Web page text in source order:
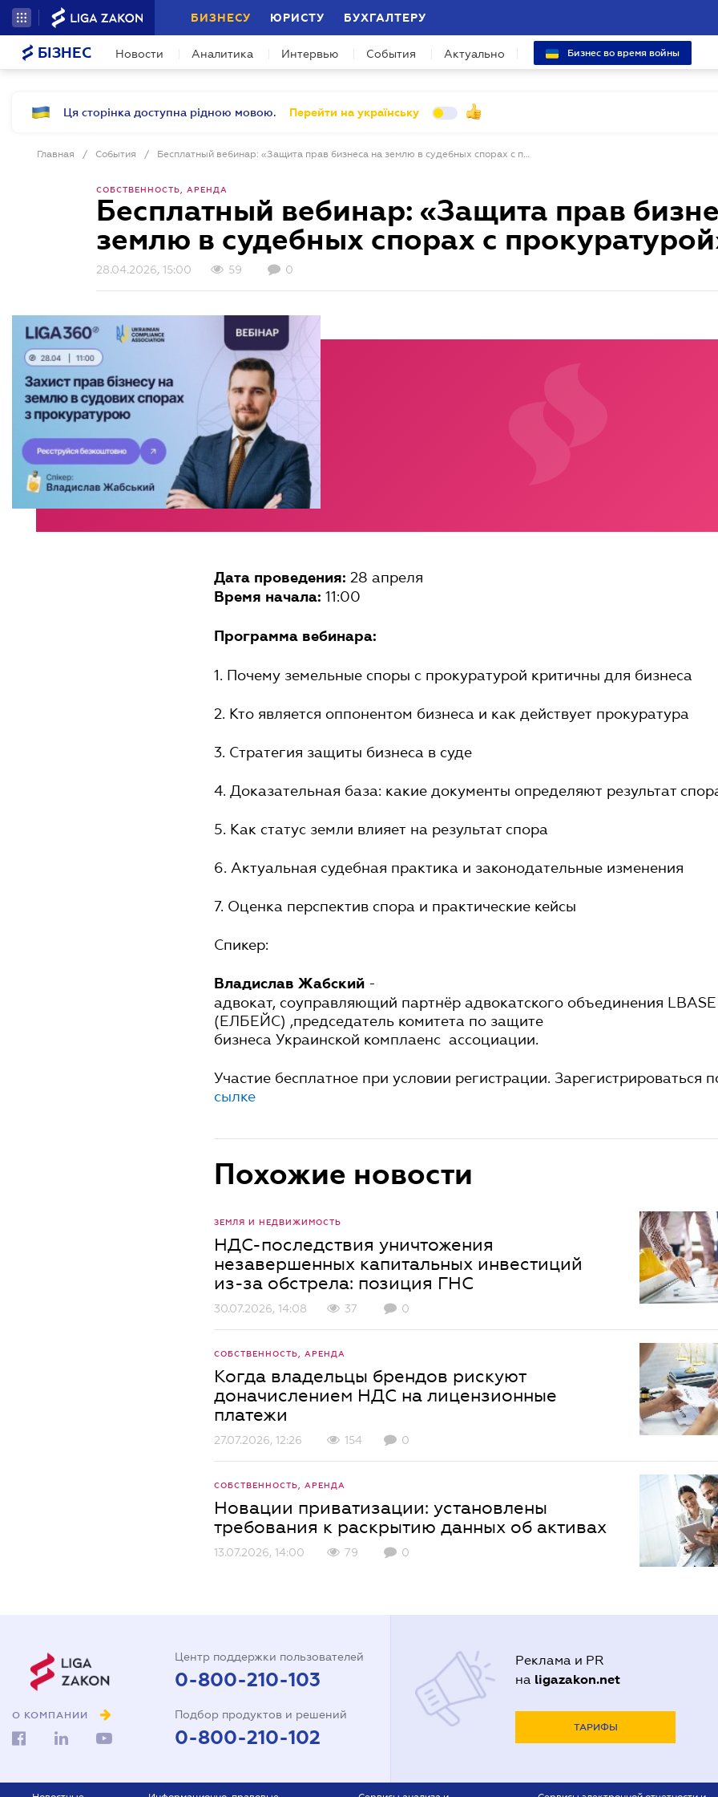
БИЗНЕСУ ЮРИСТУ БУХГАЛТЕРУ
БІЗНЕС Новости Аналитика Интервью События Актуально Бизнес во время войны
Ця сторінка доступна рідною мовою. Перейти на українську
Главная / События / Бесплатный вебинар: «Защита прав бизнеса на землю в судебных спорах с прокуратурой»
СОБСТВЕННОСТЬ, АРЕНДА
Бесплатный вебинар: «Защита прав
землю в судебных спорах с
28.04.2026, 15:00 59 0
Дата проведения: 28 апреля
Время начала: 11:00
Программа вебинара:
1. Почему земельные споры с прокуратурой критичны для бизнеса
2. Кто является оппонентом бизнеса и как действует прокуратура
3. Стратегия защиты бизнеса в суде
4. Доказательная база: какие документы определяют результат
5. Как статус земли влияет на результат спора
6. Актуальная судебная практика и законодательные изменения
7. Оценка перспектив спора и практические кейсы
Спикер:
Владислав Жабский -
адвокат, соуправляющий партнёр адвокатского объединения LBASE
(ЕЛБЕЙС) ,председатель комитета по защите
бизнеса Украинской комплаенс ассоциации.
Участие бесплатное при условии регистрации. Зарегистрироваться
сылке
Похожие новости
ЗЕМЛЯ И НЕДВИЖИМОСТЬ
НДС-последствия уничтожения
незавершенных капитальных инвестиций
из-за обстрела: позиция ГНС
30.07.2026, 14:08 37 0
СОБСТВЕННОСТЬ, АРЕНДА
Когда владельцы брендов рискуют
доначислением НДС на лицензионные
платежи
27.07.2026, 12:26 154 0
СОБСТВЕННОСТЬ, АРЕНДА
Новации приватизации: установлены
требования к раскрытию данных об активах
13.07.2026, 14:00 79 0
О КОМПАНИИ
Центр поддержки пользователей
0-800-210-103
Подбор продуктов и решений
0-800-210-102
Реклама и PR
на ligazakon.net
ТАРИФЫ